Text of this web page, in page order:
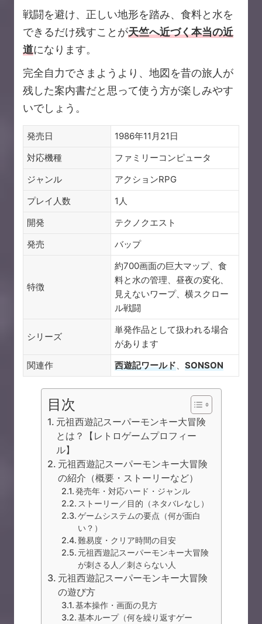
戦闘を避け、正しい地形を踏み、食料と水を
できるだけ残すことが天竺へ近づく本当の近
道になります。
完全自力でさまようより、地図を昔の旅人が
残した案内書だと思って使う方が楽しみやす
いでしょう。
発売日
1986年11月21日
対応機種
ファミリーコンピュータ
ジャンル
アクションRPG
プレイ人数
1人
開発
テクノクエスト
発売
バップ
特徴
約700画面の巨大マップ、食
料と水の管理、昼夜の変化、
見えないワープ、横スクロー
ル戦闘
シリーズ
単発作品として扱われる場合
があります
関連作
西遊記ワールド、 SONSON
目次
元祖西遊記スーパーモンキー大冒険
とは？【レトロゲームプロフィー
ル】
元祖西遊記スーパーモンキー大冒険
の紹介（概要・ストーリーなど）
発売年・対応ハード・ジャンル
ストーリー／目的（ネタバレなし）
ゲームシステムの要点（何が面白
い？）
難易度・クリア時間の目安
元祖西遊記スーパーモンキー大冒険
が刺さる人／刺さらない人
元祖西遊記スーパーモンキー大冒険
の遊び方
基本操作・画面の見方
基本ループ（何を繰り返すゲー